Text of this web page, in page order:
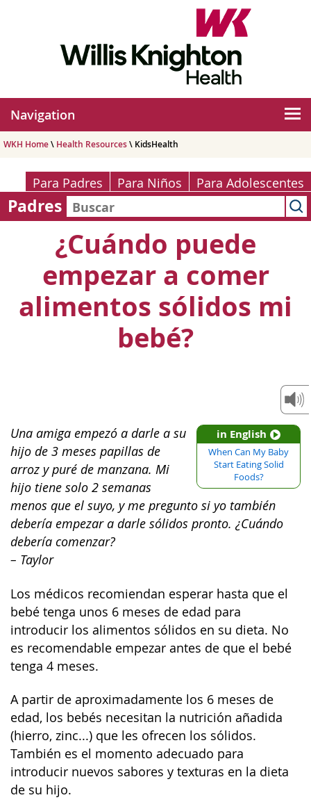
Navigation
WKH Home\ Health Resources\ KidsHealth
Para Padres Para Niños Para Adolescentes
Padres
¿Cuándo puede
empezar a comer
alimentos sólidos mi
bebé?
in English
When Can My Baby
Start Eating Solid
Foods?
Una amiga empezó a darle a su
hijo de 3 meses papillas de
arroz y puré de manzana. Mi
hijo tiene solo 2 semanas
menos que el suyo, y me pregunto si yo también
debería empezar a darle sólidos pronto. ¿Cuándo
debería comenzar?
– Taylor
Los médicos recomiendan esperar hasta que el
bebé tenga unos 6 meses de edad para
introducir los alimentos sólidos en su dieta. No
es recomendable empezar antes de que el bebé
tenga 4 meses.
A partir de aproximadamente los 6 meses de
edad, los bebés necesitan la nutrición añadida
(hierro, zinc...) que les ofrecen los sólidos.
También es el momento adecuado para
introducir nuevos sabores y texturas en la dieta
de su hijo.